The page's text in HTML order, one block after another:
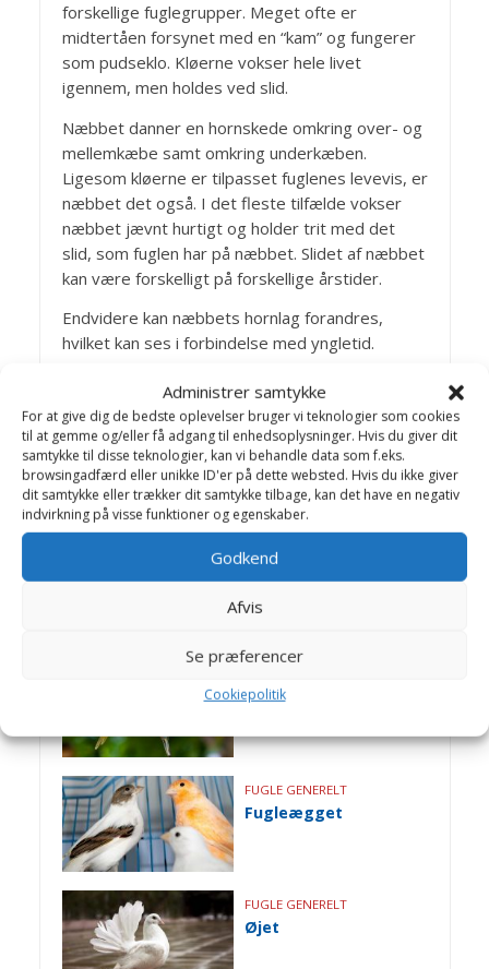
Administrer samtykke
For at give dig de bedste oplevelser bruger vi teknologier som cookies
til at gemme og/eller få adgang til enhedsoplysninger. Hvis du giver dit
samtykke til disse teknologier, kan vi behandle data som f.eks.
browsingadfærd eller unikke ID'er på dette websted. Hvis du ikke giver
dit samtykke eller trækker dit samtykke tilbage, kan det have en negativ
indvirkning på visse funktioner og egenskaber.
Godkend
Afvis
Se præferencer
Cookiepolitik
forskellige fuglegrupper. Meget ofte er
midtertåen forsynet med en “kam” og fungerer
som pudseklo. Kløerne vokser hele livet
igennem, men holdes ved slid.
Næbbet danner en hornskede omkring over- og
mellemkæbe samt omkring underkæben.
Ligesom kløerne er tilpasset fuglenes levevis, er
næbbet det også. I det fleste tilfælde vokser
næbbet jævnt hurtigt og holder trit med det
slid, som fuglen har på næbbet. Slidet af næbbet
kan være forskelligt på forskellige årstider.
Endvidere kan næbbets hornlag forandres,
hvilket kan ses i forbindelse med yngletid.
Fjerene er karakteristisk for fuglene. Man deler
dem op i svingfjer, styrefjer og dækfjer. Det er
dækfjerene, som giver fuglene farver. Alle disse
mange farver er medvirkende til, at mennesker,
der interesserer sig for fugle, får nogle
fantastiske oplevelser.
FUGLE GENERELT
Burindretning
ABC i rigtig pleje –
FUGLE GENERELT
Fugleægget
FUGLE GENERELT
Øjet